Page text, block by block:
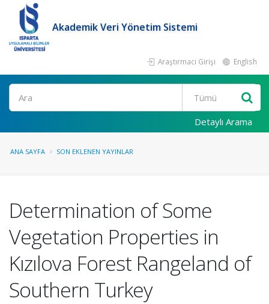
Akademik Veri Yönetim Sistemi
Araştırmacı Girişi English
Ara
Detaylı Arama
ANA SAYFA SON EKLENEN YAYINLAR
Determination of Some
Vegetation Properties in
Kızılova Forest Rangeland of
Southern Turkey